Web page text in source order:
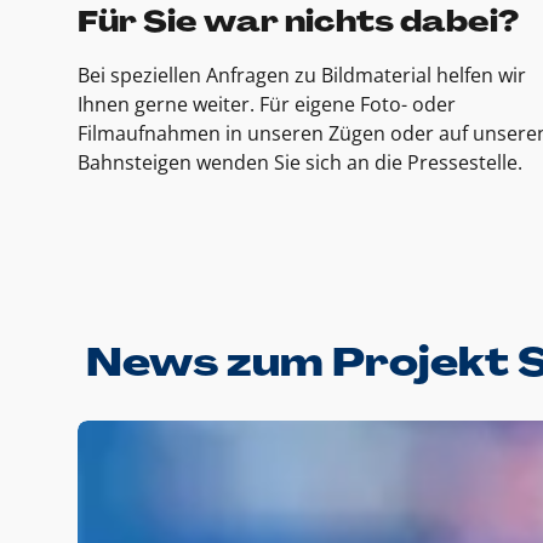
Für Sie war nichts dabei?
Bei speziellen Anfragen zu Bildmaterial helfen wir
Ihnen gerne weiter. Für eigene Foto- oder
Filmaufnahmen in unseren Zügen oder auf
Bahnsteigen wenden Sie sich an die Pressestelle.
News zum Projekt